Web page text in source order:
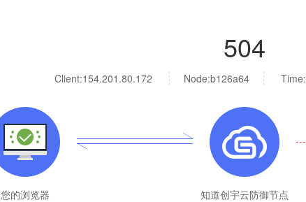
504
Client:154.201.80.172 Node:b126a64 Time:
您的浏览器
知道创宇云防御节点